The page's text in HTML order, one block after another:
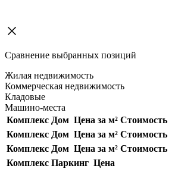
Сравнение выбранных позиций
Жилая недвижимость
Коммерческая недвижимость
Кладовые
Машино-места
Комплекс Дом Цена за м² Стоимость
Комплекс Дом Цена за м² Стоимость
Комплекс Дом Цена за м² Стоимость
Комплекс Паркинг Цена